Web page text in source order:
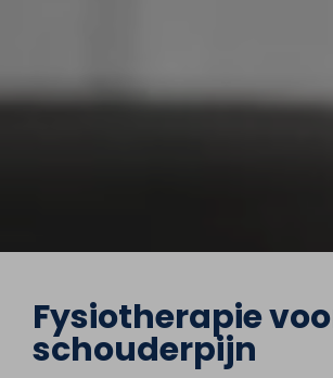
Fysiotherapie
schouderpijn